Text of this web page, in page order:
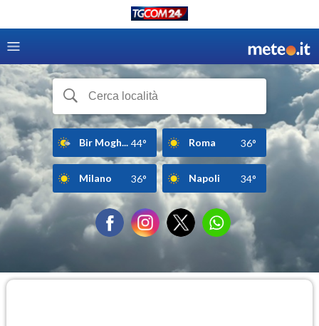
Bir Mogh... 44° Roma 36°
Milano 36° Napoli 34°